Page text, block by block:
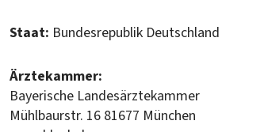
Staat: Bundesrepublik Deutschland
Ärztekammer:
Bayerische Landesärztekammer
Mühlbaurstr. 16 81677 München